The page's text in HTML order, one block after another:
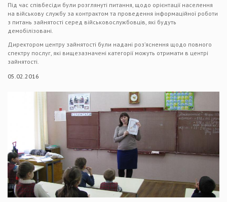
Під час співбесіди були розглянуті питання, щодо орієнтації населення
на військову службу за контрактом та проведення інформаційної роботи
з питань зайнятості серед військовослужбовців, які будуть
демобілізовані.
Директором центру зайнятості були надані роз’яснення щодо повного
спектру послуг, які вищезазначені категорії можуть отримати в центрі
зайнятості.
05.02.2016